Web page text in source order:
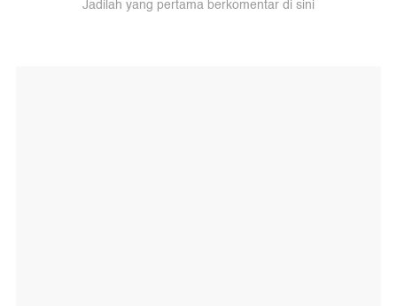
Jadilah yang pertama berkomentar di sini